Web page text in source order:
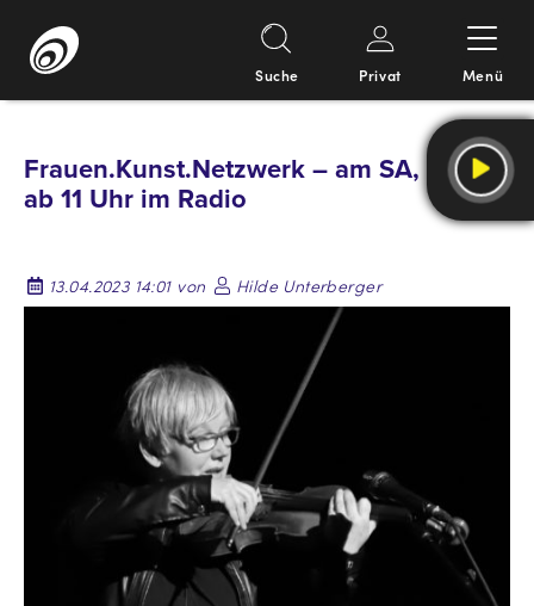
Inhalt
Suche Privat Menü
Frauen.Kunst.Netzwerk – am SA, 15. 4.,
ab 11 Uhr im Radio
13.04.2023 14:01 von Hilde Unterberger